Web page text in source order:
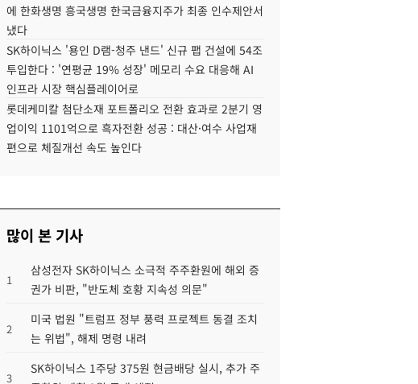
에 한화생명 흥국생명 한국금융지주가 최종 인수제안서
냈다
SK하이닉스 '용인 D램-청주 낸드' 신규 팹 건설에 54조
투입한다 : '연평균 19% 성장' 메모리 수요 대응해 AI
인프라 시장 핵심플레이어로
롯데케미칼 첨단소재 포트폴리오 전환 효과로 2분기 영
업이익 1101억으로 흑자전환 성공 : 대산·여수 사업재
편으로 체질개선 속도 높인다
많이 본 기사
1
삼성전자 SK하이닉스 소극적 주주환원에 해외 증
권가 비판, "반도체 호황 지속성 의문"
2
미국 법원 "트럼프 정부 풍력 프로젝트 동결 조치
는 위법", 해제 명령 내려
3
SK하이닉스 1주당 375원 현금배당 실시, 추가 주